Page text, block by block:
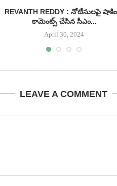
REVANTH REDDY : నోటీసులపై
కామెంట్స్ చేసిన సీఎం...
April 30, 2024
LEAVE A COMMENT